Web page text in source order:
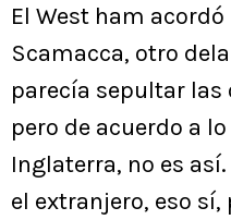
El West ham
Scamacca, otro
parecía sepultar las
pero de acuerdo a
Inglaterra, no es
el extranjero, eso sí,